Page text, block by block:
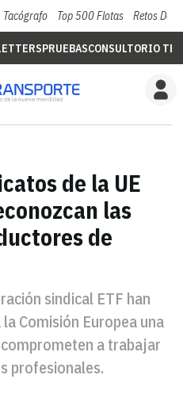
Tacógrafo Top 500 Flotas Retos Del
PRUEBASCONSULTORIO
de la UE
las
de
sindical ETF han
Comisión Europea una
a trabajar
profesionales.